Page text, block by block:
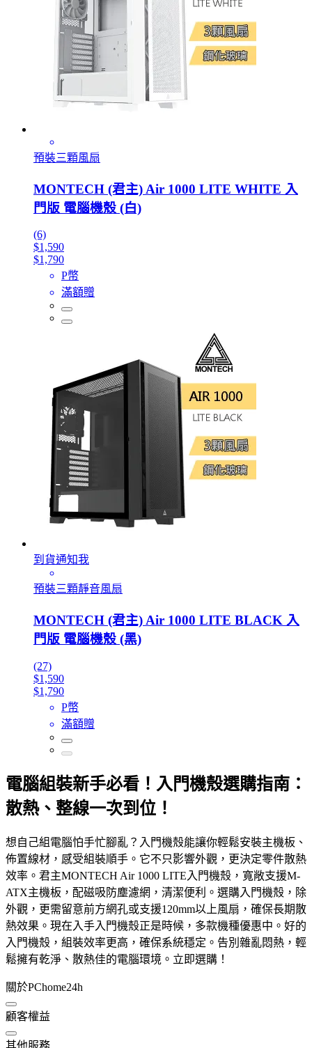
預裝三顆風扇
MONTECH (君主) Air 1000 LITE WHITE 入
門版 電腦機殼 (白)
(6)
$1,590
$1,790
P幣
滿額贈
到貨通知我
預裝三顆靜音風扇
MONTECH (君主) Air 1000 LITE BLACK 入
門版 電腦機殼 (黑)
(27)
$1,590
$1,790
P幣
滿額贈
電腦組裝新手必看！入門機殼選購指南：
散熱、整線一次到位！
想自己組電腦怕手忙腳亂？入門機殼能讓你輕鬆安裝主機板、
佈置線材，感受組裝順手。它不只影響外觀，更決定零件散熱
效率。君主MONTECH Air 1000 LITE入門機殼，寬敞支援M-
ATX主機板，配磁吸防塵濾網，清潔便利。選購入門機殼，除
外觀，更需留意前方網孔或支援120mm以上風扇，確保長期散
熱效果。現在入手入門機殼正是時候，多款機種優惠中。好的
入門機殼，組裝效率更高，確保系統穩定。告別雜亂悶熱，輕
鬆擁有乾淨、散熱佳的電腦環境。立即選購！
關於PChome24h
顧客權益
其他服務